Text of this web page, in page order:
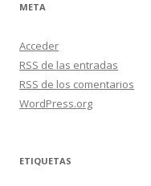
META
Acceder
RSS de las entradas
RSS de los comentarios
WordPress.org
ETIQUETAS